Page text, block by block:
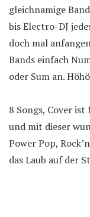
gleichnamige
bis Electro-DJ
doch mal
Bands einfach
oder Sum an.
8 Songs, Cover
und mit dieser
Power Pop,
das Laub auf der